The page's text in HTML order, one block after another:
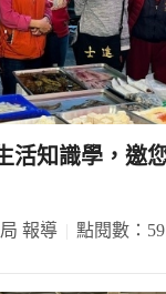
活知識學，邀
報導 點閱數：